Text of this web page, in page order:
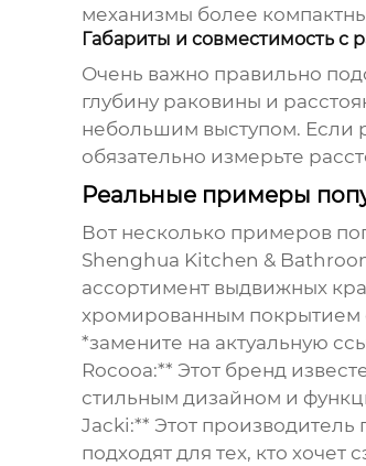
механизмы более
Габариты и совместимость с
Очень важно правильно
глубину раковины и
небольшим выступом. Если
обязательно измерьте
Реальные примеры
Вот несколько примеров
Shenghua Kitchen &
ассортимент выдвижных
хромированным покрытием
*замените на актуальную
Rocooa:** Этот бренд
стильным дизайном и
Jacki:** Этот производитель
подходят для тех, кто